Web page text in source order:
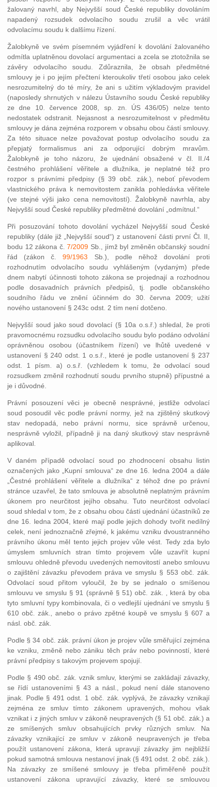
žalovaný navrhl, aby Nejvyšší soud České republiky dovoláním
napadený rozsudek odvolacího soudu zrušil a věc vrátil
odvolacímu soudu k dalšímu řízení.
Žalobkyně ve svém písemném vyjádření k dovolání žalovaného
odmítla uplatněnou dovolací argumentaci a zcela se ztotožnila se
závěry odvolacího soudu. Zdůraznila, že obsah předmětné
smlouvy je i po jejím přečtení kteroukoliv třetí osobou jako celek
nesrozumitelný do té míry, že ani s užitím výkladovým pravidel
(naposledy shrnutých v nálezu Ústavního soudu České republiky
ze dne 10. července 2008, sp. zn. ÚS 436/05) nelze tento
nedostatek odstranit. Nejasnost a nesrozumitelnost v předmětu
smlouvy je dána zejména rozporem v obsahu obou částí smlouvy.
Za této situace nelze považovat postup odvolacího soudu za
přepjatý formalismus ani za odporující dobrým mravům.
Žalobkyně je toho názoru, že ujednání obsažené v čl. II./4
čestného prohlášení věřitele a dlužníka, je neplatné též pro
rozpor s právními předpisy (§ 39 obč. zák.), neboť převodem
vlastnického práva k nemovitostem zanikla pohledávka věřitele
(ve stejné výši jako cena nemovitostí). Žalobkyně navrhla, aby
Nejvyšší soud České republiky předmětné dovolání „odmítnul.“
Při posuzování tohoto dovolání vycházel Nejvyšší soud České
republiky (dále již „Nejvyšší soud“) z ustanovení části první Čl. II,
bodu 12 zákona č.7/2009 Sb., jímž byl změněn občanský soudní
řád (zákon č.99/1963 Sb.), podle něhož dovolání proti
rozhodnutím odvolacího soudu vyhlášeným (vydaným) přede
dnem nabytí účinnosti tohoto zákona se projednají a rozhodnou
podle dosavadních právních předpisů, tj. podle občanského
soudního řádu ve znění účinném do 30. června 2009; užití
nového ustanovení § 243c odst. 2 tím není dotčeno.
Nejvyšší soud jako soud dovolací (§ 10a o.s.ř.) shledal, že proti
pravomocnému rozsudku odvolacího soudu bylo podáno odvolání
oprávněnou osobou (účastníkem řízení) ve lhůtě uvedené v
ustanovení § 240 odst. 1 o.s.ř., které je podle ustanovení § 237
odst. 1 písm. a) o.s.ř. (vzhledem k tomu, že odvolací soud
rozsudkem změnil rozhodnutí soudu prvního stupně) přípustné a
je i důvodné.
Právní posouzení věci je obecně nesprávné, jestliže odvolací
soud posoudil věc podle právní normy, jež na zjištěný skutkový
stav nedopadá, nebo právní normu, sice správně určenou,
nesprávně vyložil, případně ji na daný skutkový stav nesprávně
aplikoval.
V daném případě odvolací soud po zhodnocení obsahu listin
označených jako „Kupní smlouva“ ze dne 16. ledna 2004 a dále
„Čestné prohlášení věřitele a dlužníka“ z téhož dne po právní
stránce uzavřel, že tato smlouva je absolutně neplatným právním
úkonem pro neurčitost jejího obsahu. Tuto neurčitost odvolací
soud shledal v tom, že z obsahu obou částí ujednání účastníků ze
dne 16. ledna 2004, které mají podle jejich dohody tvořit nedílný
celek, není jednoznačně zřejmé, k jakému vzniku dvoustranného
právního úkonu měl tento jejich projev vůle vést. Tedy zda bylo
úmyslem smluvních stran tímto projevem vůle uzavřít kupní
smlouvu ohledně převodu uvedených nemovitostí anebo smlouvu
o zajištění závazku převodem práva ve smyslu § 553 obč. zák.
Odvolací soud přitom vyloučil, že by se jednalo o smíšenou
smlouvu ve smyslu § 91 (správně § 51) obč. zák. , která by oba
tyto smluvní typy kombinovala, či o vedlejší ujednání ve smyslu §
610 obč. zák., anebo o právo zpětné koupě ve smyslu § 607 a
násl. obč. zák.
Podle § 34 obč. zák. právní úkon je projev vůle směřující zejména
ke vzniku, změně nebo zániku těch práv nebo povinností, které
právní předpisy s takovým projevem spojují.
Podle § 490 obč. zák. vznik smluv, kterými se zakládají závazky,
se řídí ustanoveními § 43 a násl., pokud není dále stanoveno
jinak. Podle § 491 odst. 1 obč. zák. vyplývá, že závazky vznikají
zejména ze smluv tímto zákonem upravených, mohou však
vznikat i z jiných smluv v zákoně neupravených (§ 51 obč. zák.) a
ze smíšených smluv obsahujících prvky různých smluv. Na
závazky vznikající ze smluv v zákoně neupravených je třeba
použít ustanovení zákona, která upravují závazky jim nejbližší
pokud samotná smlouva nestanoví jinak (§ 491 odst. 2 obč. zák.).
Na závazky ze smíšené smlouvy je třeba přiměřeně použít
ustanovení zákona upravující závazky, které se smlouvou